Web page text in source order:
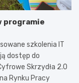
programie
szkolenia IT
dostęp do
Skrzydła 2.0
Rynku Pracy